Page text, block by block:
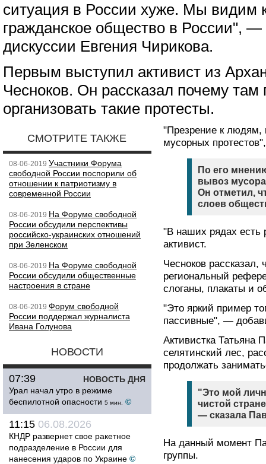
ситуация в России хуже. Мы видим
гражданское общество в России", —
дискуссии Евгения Чирикова.
Первым выступил активист из
Чесноков. Он рассказал почему там
организовать такие протесты.
СМОТРИТЕ ТАКЖЕ
08-06-2019 Участники Форума
свободной России поспорили об
отношении к патриотизму в
современной России
08-06-2019 На Форуме свободной
России обсудили перспективы
российско-украинских отношений
при Зеленском
08-06-2019 На Форуме cвободной
России обсудили общественные
настроения в стране
08-06-2019 Форум свободной
России поддержал журналиста
Ивана Голунова
НОВОСТИ
НОВОСТЬ ДНЯ
07:39
Урал начал утро в режиме
беспилотной опасности 5 мин. ©
11:15 06.08.2026
КНДР развернет свое ракетное
подразделение в России для
нанесения ударов по Украине ©
"Презрение к людям,
мусорных
По его
вывоз
Он отметил,
слоев
"В наших рядах есть
активист.
Чесноков
региональный
слоганы, плакаты и
"Это яркий пример
пассивные", —
Активистка Татьяна
селятинский лес,
продолжать
"Это мой
чистой
— сказала
На данный момент
группы.